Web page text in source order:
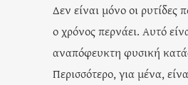
Δεν είναι μόνο οι ρυτίδες
ο χρόνος περνάει. Αυτό
αναπόφευκτη φυσική
Περισσότερο, για μένα,